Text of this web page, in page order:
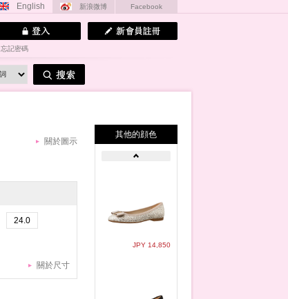
English 新浪微博 Facebook
忘記密碼
關於圖示
24.0
關於尺寸
其他的顔色
JPY 14,850